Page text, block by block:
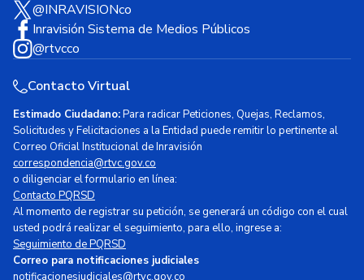
@INRAVISIONco
Inravisión Sistema de Medios Públicos
@rtvcco
Contacto Virtual
Estimado Ciudadano:Para radicar Peticiones, Quejas, Reclamos,
Solicitudes y Felicitaciones a la Entidad puede remitir lo pertinente al
Correo Oficial Institucional de Inravisión
correspondencia@rtvc.gov.co
o diligenciar el formulario en línea:
Contacto PQRSD
Al momento de registrar su petición, se generará un código con el cual
usted podrá realizar el seguimiento, para ello, ingrese a:
Seguimiento de PQRSD
Correo para notificaciones judiciales
notificacionesjudiciales@rtvc.gov.co